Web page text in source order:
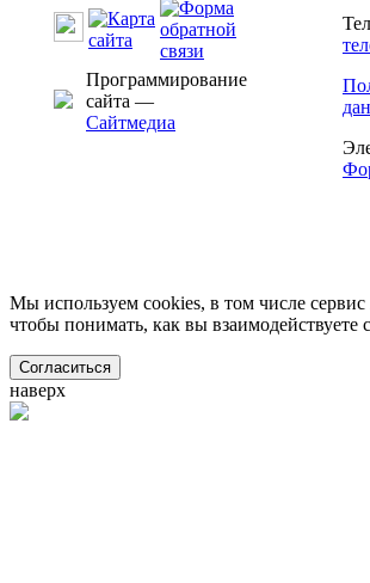
Программирование
сайта —
Сайтмедиа
Мы используем cookies, в том числе
чтобы понимать, как вы взаимодействуете
Согласиться
наверх